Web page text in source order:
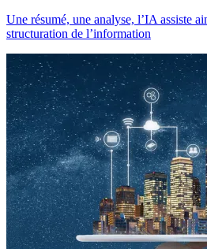
Une résumé, une analyse, l’IA assiste
structuration de l’information